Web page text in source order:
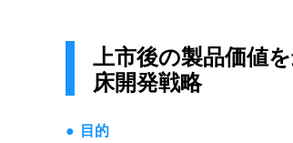
上市後の製品価値
床開発戦略
目的